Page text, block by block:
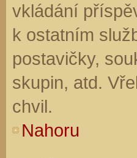
vkládání
k ostatním
postavičky,
skupin, atd.
chvil.
Nahoru